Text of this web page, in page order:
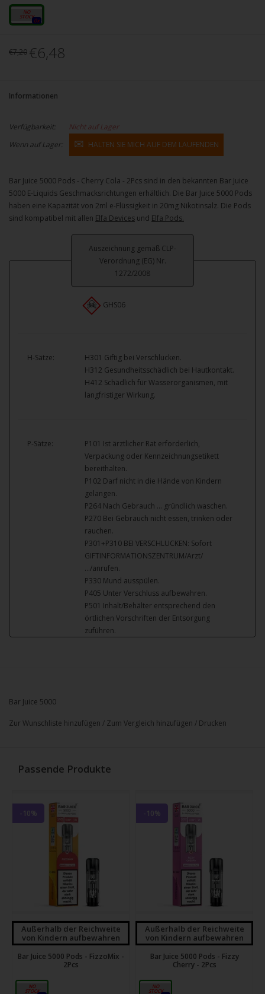
20mg
0x
€7,20 €6,48
Informationen
Verfügbarkeit:
Nicht auf Lager
Wenn auf Lager:
HALTEN SIE MICH AUF DEM LAUFENDEN
Bar Juice 5000 Pods - Cherry Cola - 2Pcs sind in den bekannten Bar Juice
5000 E-Liquids Geschmacksrichtungen erhältlich. Die Bar Juice 5000 Pods
haben eine Kapazität von 2ml e-Flüssigkeit in 20mg Nikotinsalz. Die Pods
sind kompatibel mit allen Elfa Devices und Elfa Pods.
Auszeichnung gemäß CLP-
Verordnung (EG) Nr.
1272/2008
GHS06
H-Sätze:
H301 Giftig bei Verschlucken.
H312 Gesundheitsschädlich bei Hautkontakt.
H412 Schädlich für Wasserorganismen, mit
langfristiger Wirkung.
P-Sätze:
P101 Ist ärztlicher Rat erforderlich,
Verpackung oder Kennzeichnungsetikett
bereithalten.
P102 Darf nicht in die Hände von Kindern
gelangen.
P264 Nach Gebrauch … gründlich waschen.
P270 Bei Gebrauch nicht essen, trinken oder
rauchen.
P301+P310 BEI VERSCHLUCKEN: Sofort
GIFTINFORMATIONSZENTRUM/Arzt/
…/anrufen.
P330 Mund ausspülen.
P405 Unter Verschluss aufbewahren.
P501 Inhalt/Behälter entsprechend den
örtlichen Vorschriften der Entsorgung
zuführen.
Bar Juice 5000
Zur Wunschliste hinzufügen / Zum Vergleich hinzufügen / Drucken
Passende Produkte
-10%
Außerhalb der Reichweite
von Kindern aufbewahren
Bar Juice 5000 Pods - FizzoMix -
2Pcs
20mg
-10%
Außerhalb der Reichweite
von Kindern aufbewahren
Bar Juice 5000 Pods - Fizzy
Cherry - 2Pcs
20mg